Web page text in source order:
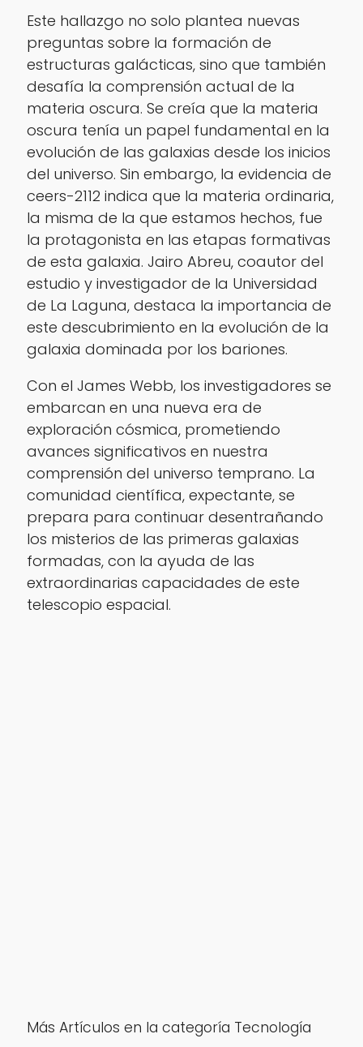
Este hallazgo no solo plantea nuevas
preguntas sobre la formación de
estructuras galácticas, sino que también
desafía la comprensión actual de la
materia oscura. Se creía que la materia
oscura tenía un papel fundamental en la
evolución de las galaxias desde los inicios
del universo. Sin embargo, la evidencia de
ceers-2112 indica que la materia ordinaria,
la misma de la que estamos hechos, fue
la protagonista en las etapas formativas
de esta galaxia. Jairo Abreu, coautor del
estudio y investigador de la Universidad
de La Laguna, destaca la importancia de
este descubrimiento en la evolución de la
galaxia dominada por los bariones.
Con el James Webb, los investigadores se
embarcan en una nueva era de
exploración cósmica, prometiendo
avances significativos en nuestra
comprensión del universo temprano. La
comunidad científica, expectante, se
prepara para continuar desentrañando
los misterios de las primeras galaxias
formadas, con la ayuda de las
extraordinarias capacidades de este
telescopio espacial.
Más Artículos en la categoría Tecnología